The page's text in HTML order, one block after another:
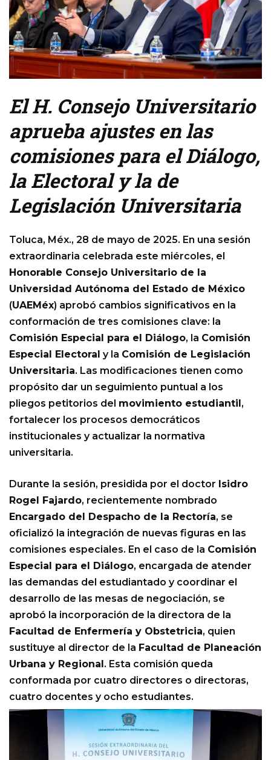
El H. Consejo Universitario
aprueba ajustes en las
comisiones para el Diálogo,
la Electoral y la de
Legislación Universitaria
Toluca, Méx., 28 de mayo de 2025. En una sesión
extraordinaria celebrada este miércoles, el
Honorable Consejo Universitario de la
Universidad Autónoma del Estado de México
(UAEMéx) aprobó cambios significativos en la
conformación de tres comisiones clave: la
Comisión Especial para el Diálogo, la Comisión
Especial Electoral y la Comisión de Legislación
Universitaria. Las modificaciones tienen como
propósito dar un seguimiento puntual a los
pliegos petitorios del movimiento estudiantil,
fortalecer los procesos democráticos
institucionales y actualizar la normativa
universitaria.
Durante la sesión, presidida por el doctor Isidro
Rogel Fajardo, recientemente nombrado
Encargado del Despacho de la Rectoría, se
oficializó la integración de nuevas figuras en las
comisiones especiales. En el caso de la Comisión
Especial para el Diálogo, encargada de atender
las demandas del estudiantado y coordinar el
desarrollo de las mesas de negociación, se
aprobó la incorporación de la directora de la
Facultad de Enfermería y Obstetricia, quien
sustituye al director de la Facultad de Planeación
Urbana y Regional. Esta comisión queda
conformada por cuatro directores o directoras,
cuatro docentes y ocho estudiantes.